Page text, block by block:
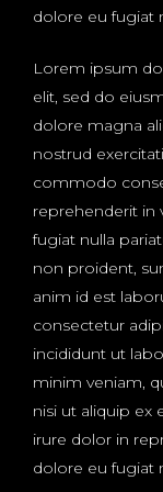
dolore eu fugiat
Lorem ipsum
elit, sed do
dolore magna
nostrud
commodo
reprehenderit in
fugiat nulla
non proident,
anim id est
consectetur
incididunt ut
minim veniam,
nisi ut aliquip ex
irure dolor in
dolore eu fugiat